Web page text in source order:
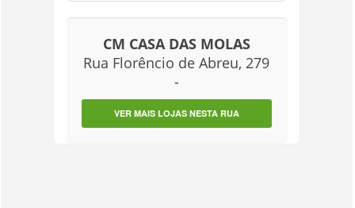
CM CASA DAS MOLAS
Rua Florêncio de Abreu, 279
-
VER MAIS LOJAS NESTA RUA